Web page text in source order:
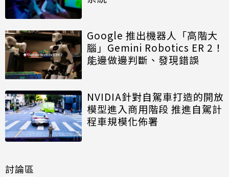
Google 推出機器人「高階大
腦」Gemini Robotics ER 2！
能邊做邊判斷、發現錯誤
NVIDIA針對自駕車打造的開放
模型進入商用階段 推進自駕計
程車規模化佈署
討論區